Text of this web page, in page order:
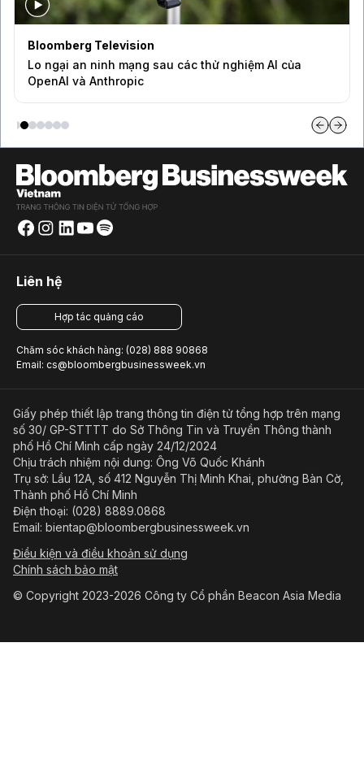
Bloomberg Television
Lo ngại an ninh mạng sau các thử nghiệm AI của
OpenAI và Anthropic
Liên hệ
Hợp tác quảng cáo
Chăm sóc khách hàng: (028) 888 90868
Email: cs@bloombergbusinessweek.vn
Giấy phép thiết lập trang thông tin điện tử tổng hợp trên mạng
số 30/ GP-STTTT do Sở Thông Tin và Truyền Thông thành
phố Hồ Chí Minh cấp ngày 24/12/2024
Chịu trách nhiệm nội dung: Ông Võ Quốc Khánh
Trụ sở: Lầu 12A, số 412 Nguyễn Thị Minh Khai, phường Bàn Cờ,
Thành phố Hồ Chí Minh
Điện thoại: (028) 8889.0868
Email: bientap@bloombergbusinessweek.vn
Điều kiện và điều khoản sử dụng
Chính sách bảo mật
© Copyright 2023-2026 Công ty Cổ phần Beacon Asia Media